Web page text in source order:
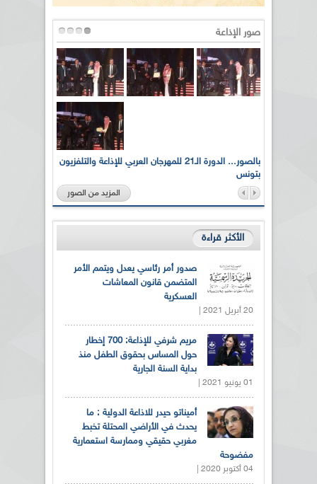
صور الإذاعة
بالصور... الدورة الـ21 للمهرجان العربي للإذاعة والتلفزيون
بتونس
المزيد من الصور
الأكثر قراءة
صدور أمر رئاسي يعدل ويتمم الأمر
المتضمن قانون المعاشات
العسكرية
20 أبريل 2021 |
مريم شرفي للإذاعة: 700 إخطار
حول المساس بحقوق الطفل منذ
بداية السنة الجارية
01 يونيو 2021 |
أميناتو حيدر للاذاعة الدولية : ما
يحدث في الأراضي المحتلة تخبط
مغربي حقيقي وممارسة استعمارية
مفضوحة
04 أكتوبر 2020 |